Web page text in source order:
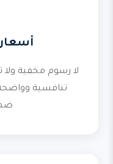
لا رسوم مخفية ولا
تنافسية